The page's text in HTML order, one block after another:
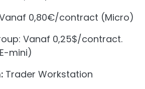
Vanaf 0,80€/contract (Micro)
Vanaf 0,25$/contract.
mini)
Trader Workstation